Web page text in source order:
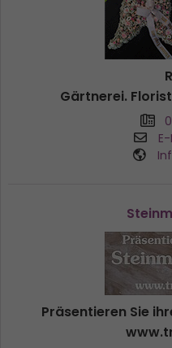
Gärtnerei.
Präsentieren Sie